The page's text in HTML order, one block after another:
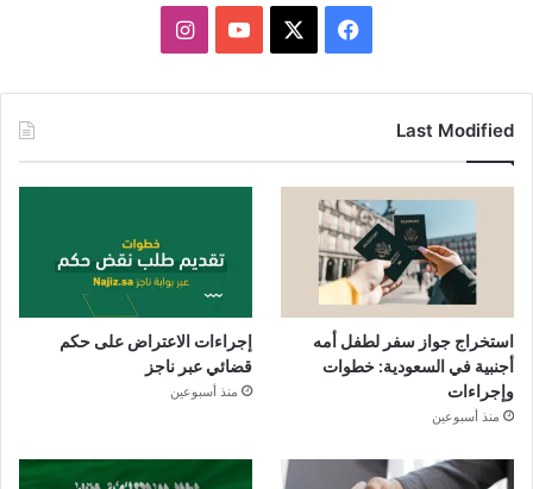
فيسبوك يوتيوبانستقرام
Last Modified
استخراج جواز سفر لطفل أمه
أجنبية في السعودية: خطوات
وإجراءات
منذ أسبوعين
إجراءات الاعتراض على حكم
قضائي عبر ناجز
منذ أسبوعين